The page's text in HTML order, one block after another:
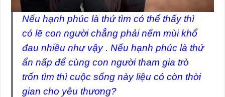
Nếu hạnh phúc là thứ tìm có thể thấy thì
có lẽ con người chẳng phải nếm mùi khổ
đau nhiều như vậy . Nếu hạnh phúc là thứ
ẩn nấp để cùng con người tham gia trò
trốn tìm thì cuộc sống này liệu có còn thời
gian cho yêu thương?